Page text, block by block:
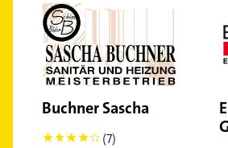
Buchner Sascha
4
(7)